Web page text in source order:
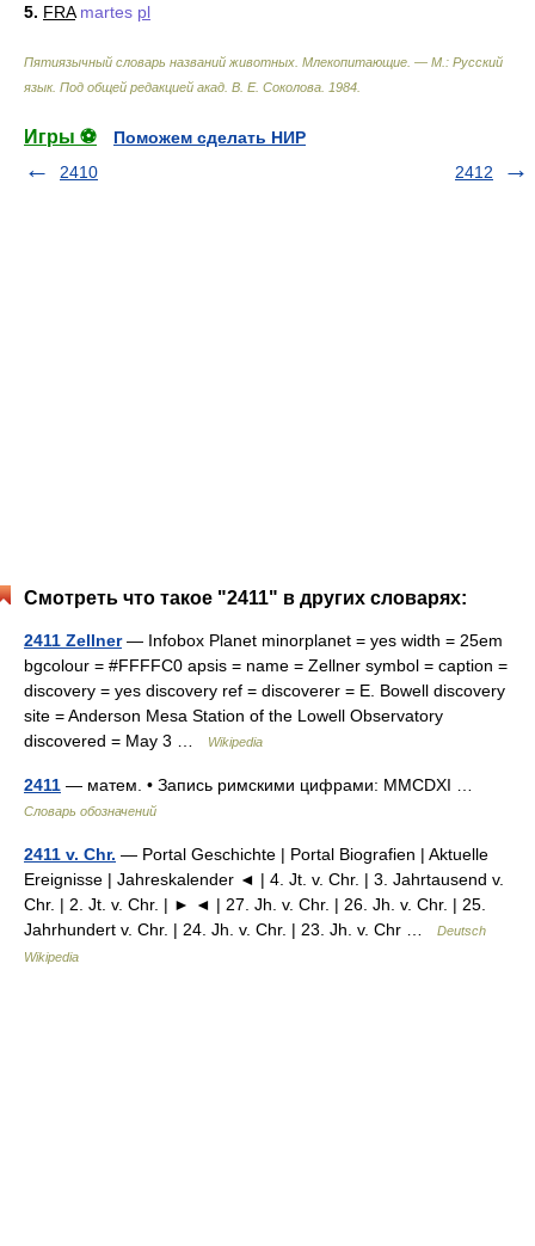
5. FRA martes pl
Пятиязычный словарь названий животных. Млекопитающие. — М.: Русский
язык. Под общей редакцией акад. В. Е. Соколова 1984
Игры ⚽
Поможем сделать НИР
2410
2412
Смотреть что такое "2411" в других словарях:
2411 Zellner— Infobox Planet minorplanet = yes width = 25em
bgcolour = #FFFFC0 apsis = name = Zellner symbol = caption =
discovery = yes discovery ref = discoverer = E. Bowell discovery
site = Anderson Mesa Station of the Lowell Observatory
discovered = May 3 …
Wikipedia
2411 — матем. • Запись римскими цифрами: MMCDXI …
Словарь обозначений
2411 v. Chr. — Portal Geschichte | Portal Biografien | Aktuelle
Ereignisse | Jahreskalender ◄ | 4. Jt. v. Chr. | 3. Jahrtausend v.
Chr. | 2. Jt. v. Chr. | ► ◄ | 27. Jh. v. Chr. | 26. Jh. v. Chr. | 25.
Jahrhundert v. Chr. | 24. Jh. v. Chr. | 23. Jh. v. Chr …
Deutsch
Wikipedia